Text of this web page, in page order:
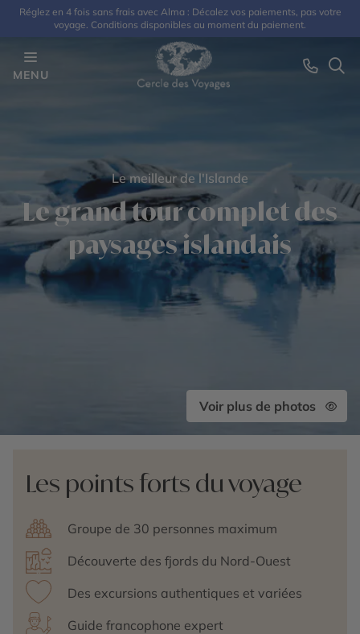
Réglez en 4 fois sans frais avec Alma : Décalez vos paiements, pas votre
voyage. Conditions disponibles au moment du paiement.
MENU
Le meilleur de l'Islande
Le grand tour complet des
paysages islandais
Voir plus de photos
Les points forts du voyage
Groupe de 30 personnes maximum
Découverte des fjords du Nord-Ouest
Des excursions authentiques et variées
Guide francophone expert